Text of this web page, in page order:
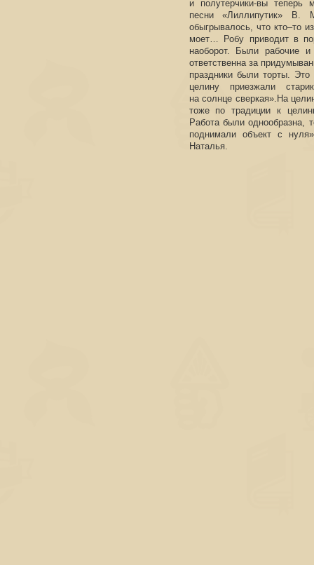
и полутерчики-вы теперь
песни «Лиллипутик» В.
обыгрывалось, что кто–то
моет… Робу приводит в
наоборот. Были рабочие
ответственна за
праздники были торты.
целину приезжали
на солнце сверкая».На
тоже по традиции к
Работа были однообразна,
поднимали объект с
Наталья.